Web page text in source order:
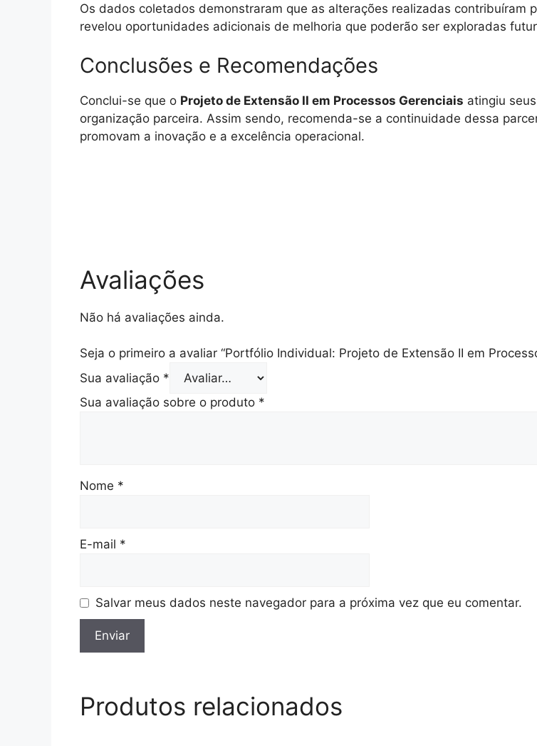
Os dados coletados demonstraram que as alterações realizadas contribuíram
revelou oportunidades adicionais de melhoria que poderão ser exploradas
Conclusões e Recomendações
Conclui-se que o Projeto de Extensão II em Processos Gerenciais atingiu
organização parceira. Assim sendo, recomenda-se a continuidade dessa
promovam a inovação e a excelência operacional.
Avaliações
Não há avaliações ainda.
Seja o primeiro a avaliar “Portfólio Individual: Projeto de Extensão II em
Sua avaliação *
Sua avaliação sobre o produto *
Nome *
E-mail *
Salvar meus dados neste navegador para a próxima vez que eu comentar.
Produtos relacionados